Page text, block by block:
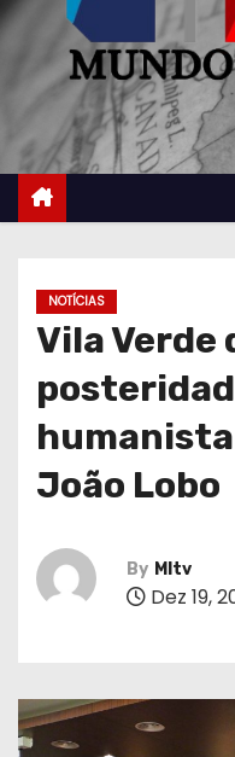
NOTÍCIAS
Vila Verde
João Lobo
By MItv
Dez 19,